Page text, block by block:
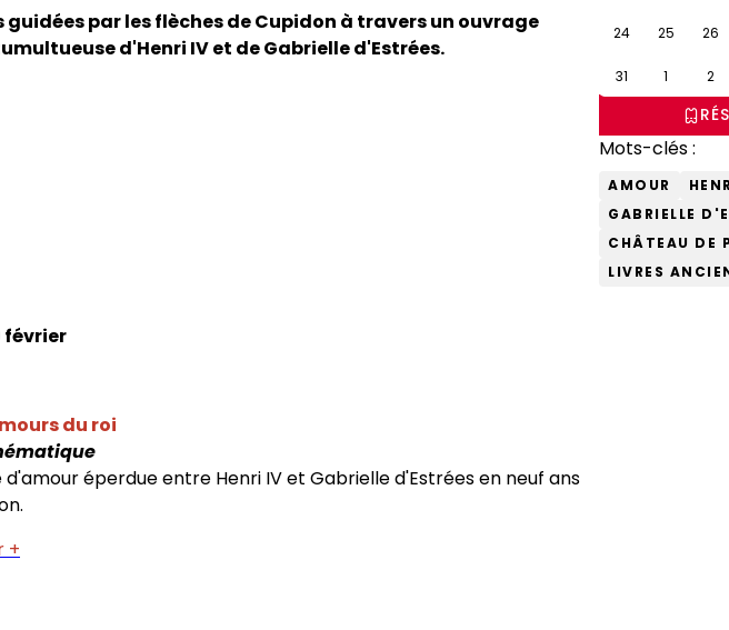
par les flèches de Cupidon à travers un ouvrage
d'Henri IV et de Gabrielle d'Estrées.
février
du roi
d'amour éperdue entre Henri IV et Gabrielle d'Estrées en neuf ans
+
24 25 26
31 1 2
Mots-clés :
AMOUR
GABRIELLE
CHÂTEAU DE
LIVRES